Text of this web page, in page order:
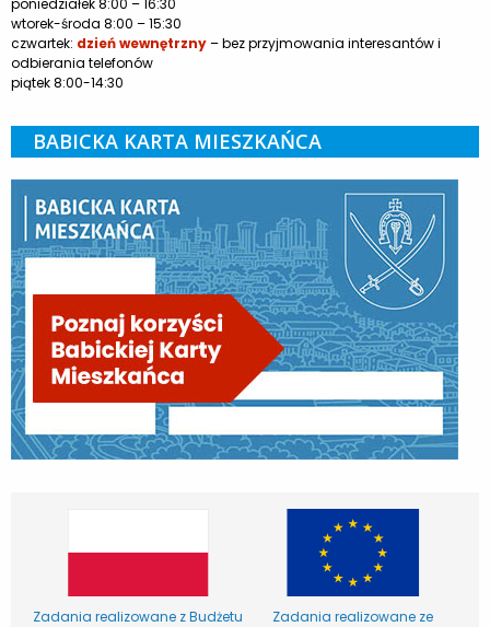
wtorek-środa 8:00 – 15:30
czwartek: dzień wewnętrzny– bez przyjmowania interesantów i
odbierania telefonów
piątek 8:00-14:30
BABICKA KARTA MIESZKAŃCA
Zadania realizowane z Budżetu
Zadania realizowane ze